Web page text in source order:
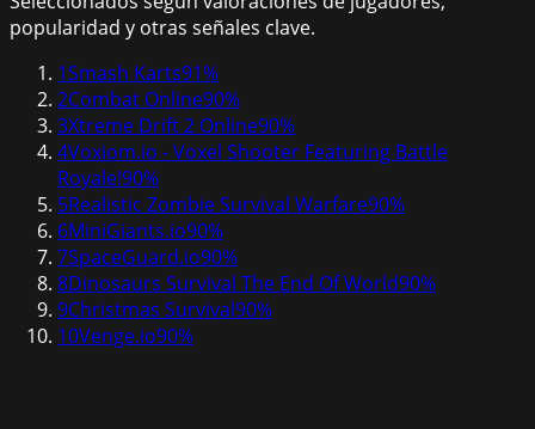
popularidad y otras señales clave.
1Smash Karts91%
2Combat Online90%
3Xtreme Drift 2 Online90%
4Voxiom.io - Voxel Shooter Featuring Battle
Royale!90%
5Realistic Zombie Survival Warfare90%
6MiniGiants.io90%
7SpaceGuard.io90%
8Dinosaurs Survival The End Of World90%
9Christmas Survival90%
10Venge.io90%